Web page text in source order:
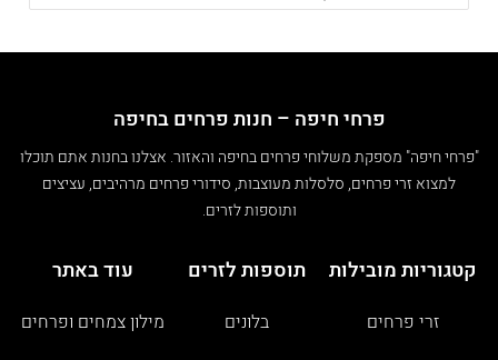
פרחי חיפה – חנות פרחים בחיפה
"פרחי חיפה" מספקת משלוחי פרחים בחיפה והאזור. אצלנו בחנות אתם תוכלו
למצוא זרי פרחים, סלסלות מעוצבות, סידורי פרחים מרהיבים, עציצים
ותוספות לזרים.
קטגוריות מובילות
זרי פרחים
תוספות לזרים
בלונים
עוד באתר
מילון צמחים ופרחים